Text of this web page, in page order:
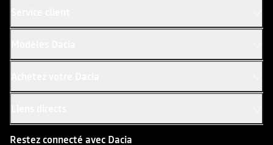
Restez connecté avec Dacia